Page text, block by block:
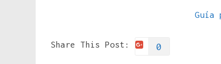
Guía
Share This Post: 0